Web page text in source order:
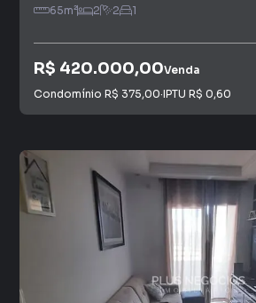
65m² 2 2 1
R$ 420.000,00Venda
Condomínio R$ 375,00·IPTU R$ 0,60